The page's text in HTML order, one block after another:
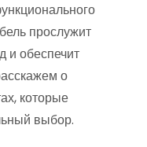
прослужит
и обеспечит
о
которые
выбор.